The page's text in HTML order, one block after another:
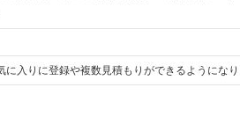
に入りに登録や複数見積もりができるようになり